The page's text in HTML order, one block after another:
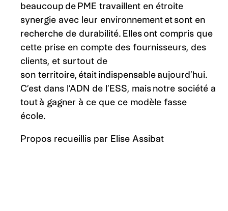
beaucoup de PME travaillent en étroite
synergie avec leur environnement et sont en
recherche de durabilité. Elles ont compris que
cette prise en compte des fournisseurs, des
clients, et surtout de
son territoire, était indispensable aujourd’hui.
C’est dans l’ADN de l’ESS, mais notre société a
tout à gagner à ce que ce modèle fasse
école.
Propos recueillis par Elise Assibat